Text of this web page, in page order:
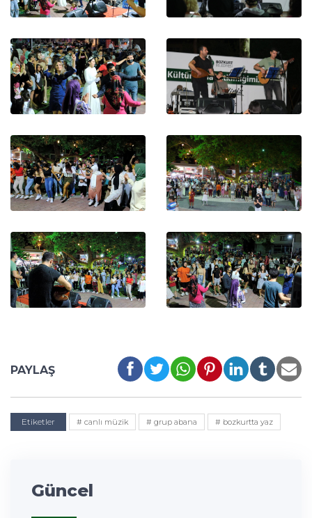
PAYLAŞ
Etiketler # canlı müzik # grup abana # bozkurtta yaz
Güncel